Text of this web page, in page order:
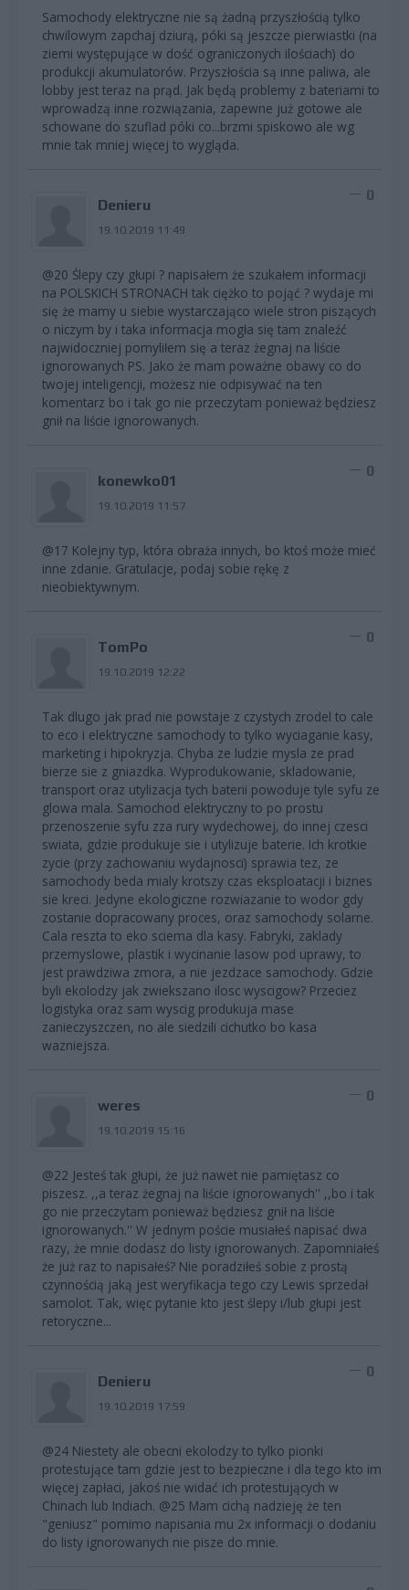
Samochody elektryczne nie są żadną przyszłością tylko
chwilowym zapchaj dziurą, póki są jeszcze pierwiastki (na
ziemi występujące w dość ograniczonych ilościach) do
produkcji akumulatorów. Przyszłościa są inne paliwa, ale
lobby jest teraz na prąd. Jak będą problemy z bateriami to
wprowadzą inne rozwiązania, zapewne już gotowe ale
schowane do szuflad póki co...brzmi spiskowo ale wg
mnie tak mniej więcej to wygląda.
Denieru
19.10.2019 11:49
0
@20 Ślepy czy głupi ? napisałem że szukałem informacji
na POLSKICH STRONACH tak ciężko to pojąć ? wydaje mi
się że mamy u siebie wystarczająco wiele stron piszących
o niczym by i taka informacja mogła się tam znaleźć
najwidoczniej pomyliłem się a teraz żegnaj na liście
ignorowanych PS. Jako że mam poważne obawy co do
twojej inteligencji, możesz nie odpisywać na ten
komentarz bo i tak go nie przeczytam ponieważ będziesz
gnił na liście ignorowanych.
konewko01
19.10.2019 11:57
0
@17 Kolejny typ, która obraża innych, bo ktoś może mieć
inne zdanie. Gratulacje, podaj sobie rękę z
nieobiektywnym.
TomPo
19.10.2019 12:22
0
Tak dlugo jak prad nie powstaje z czystych zrodel to cale
to eco i elektryczne samochody to tylko wyciaganie kasy,
marketing i hipokryzja. Chyba ze ludzie mysla ze prad
bierze sie z gniazdka. Wyprodukowanie, skladowanie,
transport oraz utylizacja tych baterii powoduje tyle syfu ze
glowa mala. Samochod elektryczny to po prostu
przenoszenie syfu zza rury wydechowej, do innej czesci
swiata, gdzie produkuje sie i utylizuje baterie. Ich krotkie
zycie (przy zachowaniu wydajnosci) sprawia tez, ze
samochody beda mialy krotszy czas eksploatacji i biznes
sie kreci. Jedyne ekologiczne rozwiazanie to wodor gdy
zostanie dopracowany proces, oraz samochody solarne.
Cala reszta to eko sciema dla kasy. Fabryki, zaklady
przemyslowe, plastik i wycinanie lasow pod uprawy, to
jest prawdziwa zmora, a nie jezdzace samochody. Gdzie
byli ekolodzy jak zwiekszano ilosc wyscigow? Przeciez
logistyka oraz sam wyscig produkuja mase
zanieczyszczen, no ale siedzili cichutko bo kasa
wazniejsza.
weres
19.10.2019 15:16
0
@22 Jesteś tak głupi, że już nawet nie pamiętasz co
piszesz. ,,a teraz żegnaj na liście ignorowanych'' ,,bo i tak
go nie przeczytam ponieważ będziesz gnił na liście
ignorowanych.'' W jednym poście musiałeś napisać dwa
razy, że mnie dodasz do listy ignorowanych. Zapomniałeś
że już raz to napisałeś? Nie poradziłeś sobie z prostą
czynnością jaką jest weryfikacja tego czy Lewis sprzedał
samolot. Tak, więc pytanie kto jest ślepy i/lub głupi jest
retoryczne...
Denieru
19.10.2019 17:59
0
@24 Niestety ale obecni ekolodzy to tylko pionki
protestujące tam gdzie jest to bezpieczne i dla tego kto im
więcej zapłaci, jakoś nie widać ich protestujących w
Chinach lub Indiach. @25 Mam cichą nadzieję że ten
"geniusz" pomimo napisania mu 2x informacji o dodaniu
do listy ignorowanych nie pisze do mnie.